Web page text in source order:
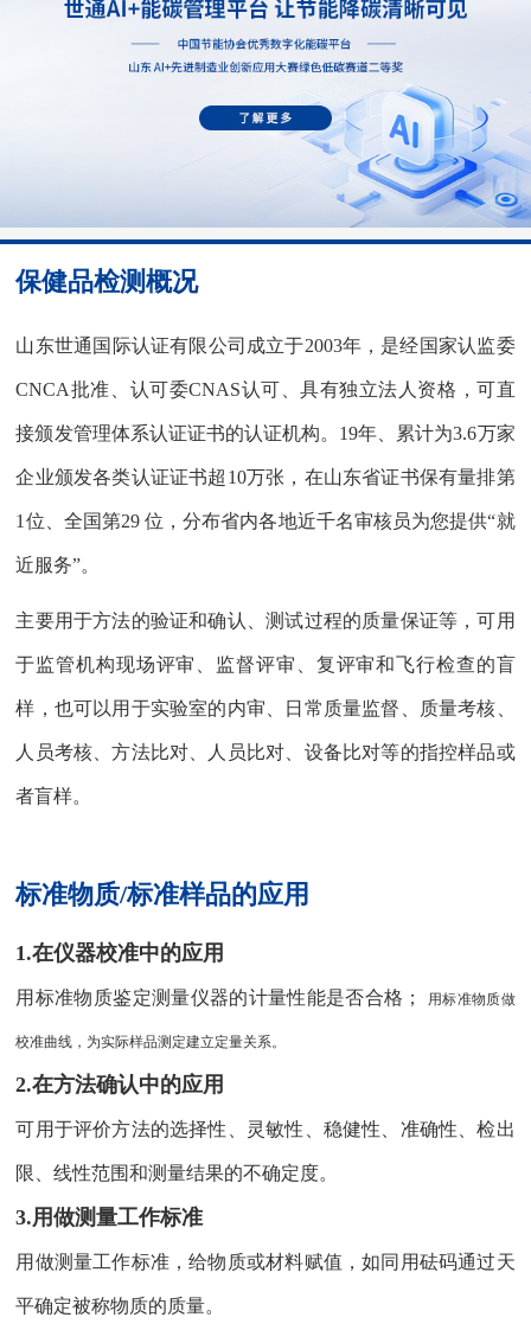
保健品检测概况
山东世通国际认证有限公司成立于2003年，是经国家认监委
CNCA批准、认可委CNAS认可、具有独立法人资格，可直
接颁发管理体系认证证书的认证机构。19年、累计为3.6万家
企业颁发各类认证证书超10万张，在山东省证书保有量排第
1位、全国第29 位，分布省内各地近千名审核员为您提供“就
近服务”。
主要用于方法的验证和确认、测试过程的质量保证等，可用
于监管机构现场评审、监督评审、复评审和飞行检查的盲
样，也可以用于实验室的内审、日常质量监督、质量考核、
人员考核、方法比对、人员比对、设备比对等的指控样品或
者盲样。
标准物质/标准样品的应用
1.在仪器校准中的应用
用标准物质鉴定测量仪器的计量性能是否合格； 用标准物质做
校准曲线，为实际样品测定建立定量关系。
2.在方法确认中的应用
可用于评价方法的选择性、灵敏性、稳健性、准确性、检出
限、线性范围和测量结果的不确定度。
3.用做测量工作标准
用做测量工作标准，给物质或材料赋值，如同用砝码通过天
平确定被称物质的质量。